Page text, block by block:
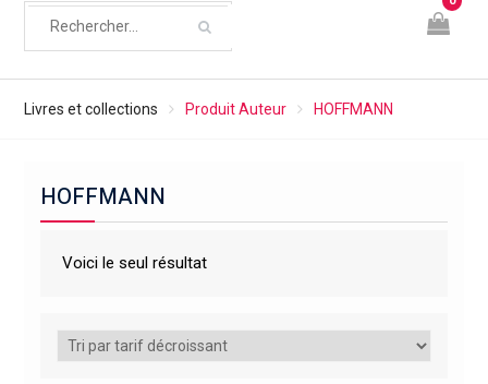
Livres et collections Produit Auteur HOFFMANN
HOFFMANN
Voici le seul résultat